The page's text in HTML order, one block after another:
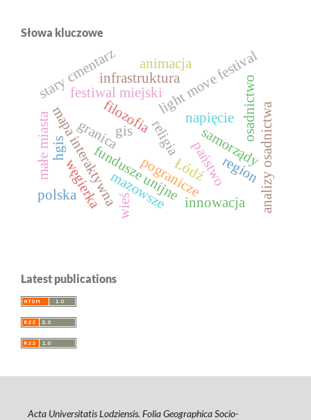
Słowa kluczowe
granicafilozofia napięcie
państwo
pogranicze
religia
festiwal miejskilight move festival
Łódź
mapa interaktywna
stary cmentarz
gis
fundusze unijne
małe miasta
infrastruktura
samorządy
osadnictwoanalizy osadnictwa
węgierkamazowsze
hgis
polska
region
animacja
innowacja
wieś
Latest publications
Acta Universitatis Lodziensis. Folia Geographica Socio-